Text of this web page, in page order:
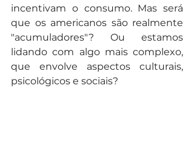
incentivam o consumo. Mas será
que os americanos são realmente
"acumuladores"? Ou estamos
lidando com algo mais complexo,
que envolve aspectos culturais,
psicológicos e sociais?